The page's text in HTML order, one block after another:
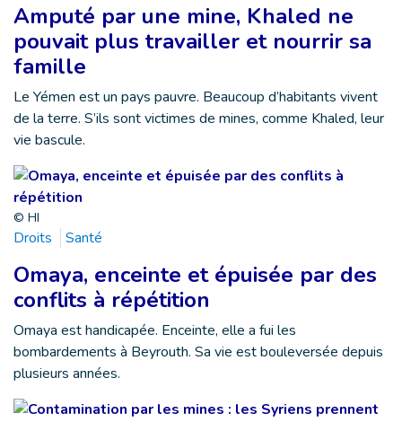
Amputé par une mine, Khaled ne
pouvait plus travailler et nourrir sa
famille
Le Yémen est un pays pauvre. Beaucoup d’habitants vivent
de la terre. S’ils sont victimes de mines, comme Khaled, leur
vie bascule.
© HI
Droits Santé
Omaya, enceinte et épuisée par des
conflits à répétition
Omaya est handicapée. Enceinte, elle a fui les
bombardements à Beyrouth. Sa vie est bouleversée depuis
plusieurs années.